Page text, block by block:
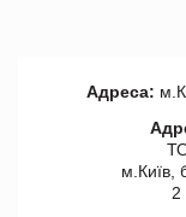
Адреса:
м.Київ,
2